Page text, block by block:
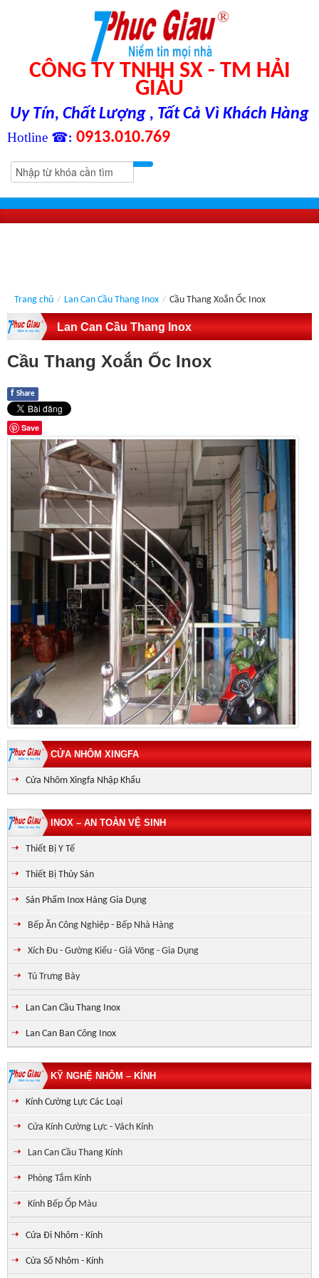
CÔNG TY TNHH SX - TM HẢI
GIÀU
Uy Tín, Chất Lượng , Tất Cả Vì Khách Hàng
Hotline ☎: 0913.010.769
Trang chủ / Lan Can Cầu Thang Inox / Cầu Thang Xoắn Ốc Inox
Lan Can Cầu Thang Inox
Cầu Thang Xoắn Ốc Inox
f Share
Save
CỬA NHÔM XINGFA
Cửa Nhôm Xingfa Nhập Khẩu
INOX – AN TOÀN VỆ SINH
Thiết Bị Y Tế
Thiết Bị Thủy Sản
Sản Phẩm Inox Hàng Gia Dụng
Bếp Ăn Công Nghiệp - Bếp Nhà Hàng
Xích Đu - Gường Kiểu - Giá Võng - Gia Dụng
Tủ Trưng Bày
Lan Can Cầu Thang Inox
Lan Can Ban Công Inox
KỸ NGHỆ NHÔM – KÍNH
Kính Cường Lực Các Loại
Cửa Kính Cường Lực - Vách Kính
Lan Can Cầu Thang Kính
Phòng Tắm Kính
Kính Bếp Ốp Màu
Cửa Đi Nhôm - Kính
Cửa Sổ Nhôm - Kính